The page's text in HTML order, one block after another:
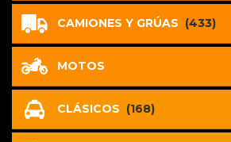
CAMIONES Y GRÚAS (433)
MOTOS
CLÁSICOS (168)